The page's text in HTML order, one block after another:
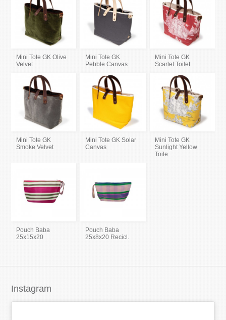
Mini Tote GK Olive
Velvet
Mini Tote GK
Pebble Canvas
Mini Tote GK
Scarlet Toilet
Mini Tote GK
Smoke Velvet
Mini Tote GK Solar
Canvas
Mini Tote GK
Sunlight Yellow
Toile
Pouch Baba
25x15x20
Pouch Baba
25x8x20 Recicl.
Instagram